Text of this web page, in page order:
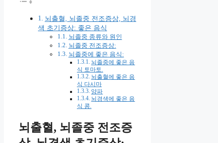
뇌출혈, 뇌졸중 전조증상, 뇌경
색 초기증상: 좋은 음식
뇌졸중 종류와 원인
뇌졸중 전조증상:
뇌졸중에 좋은 음식:
뇌졸중에 좋은 음
식 토마토.
뇌출혈에 좋은 음
식 다시마
양파
뇌경색에 좋은 음
식 콩.
뇌출혈, 뇌졸중 전조증